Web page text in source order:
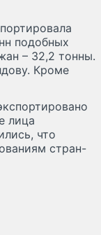
подобных
– 32,2 тонны.
Кроме
лица
что
стран-